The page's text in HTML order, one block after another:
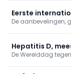
Eerste
na
De aanbevelingen,
begeleiding van
Hepatitis D,
De Werelddag